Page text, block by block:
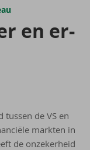
en er­
de VS en
markten in
de onzekerheid